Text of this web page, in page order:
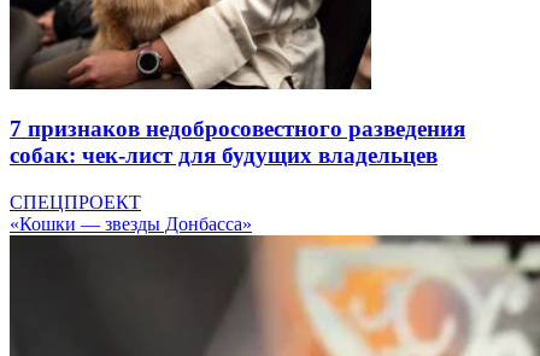
7 признаков недобросовестного разведения
собак: чек-лист для будущих владельцев
СПЕЦПРОЕКТ
«Кошки — звезды Донбасса»